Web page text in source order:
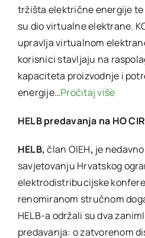
tržišta električne energije
su dio virtualne elektrane.
upravlja virtualnom
korisnici stavljaju na
kapaciteta proizvodnje i
energije…Pročitaj više
HELB predavanja na HO
HELB,član OIEH, je
savjetovanju Hrvatskog
elektrodistribucijske
renomiranom stručnom
HELB-a održali su dva
predavanja: o zatvorenom